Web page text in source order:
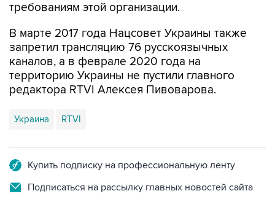
В марте 2017 года Нацсовет Украины также
каналов, а в феврале 2020 года на
территорию Украины не пустили главного
редактора RTVI Алексея Пивоварова.
Украина RTVI
Подписаться на рассылку главных новостей сайта
Получать оперативные новости в официальном